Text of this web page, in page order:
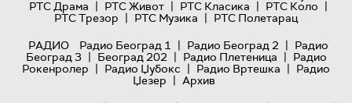
РТС Драма | РТС Живот | РТС Класика | РТС Коло |
РТС Трезор | РТС Музика | РТС Полетарац
РАДИО
Радио Београд 1 | Радио Београд 2 | Радио
Београд 3 | Београд 202 | Радио Плетеница | Радио
Рокенролер | Радио Џубокс | Радио Вртешка | Радио
Џезер | Архив